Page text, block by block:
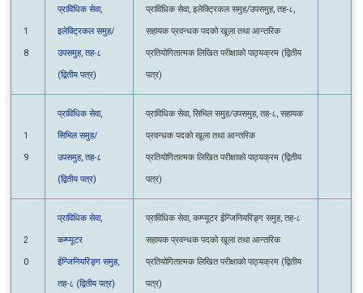
8
इलेक्ट्रिकल समुह/
उपसमुह, तह-८
(द्वितीय पत्र)
सहायक प्रवन्धक पदको खूला तथा आन्तरिक
प्रतियोगितात्मक लिखित परीक्षाको पाठ्यक्रम (द्वितीय
पत्र)
9
प्राविधिक सेवा,
सिभिल समुह/
उपसमुह, तह-८
(द्वितीय पत्र)
प्राविधिक सेवा, सिभिल समुह/उपसमुह, तह-८,
सहायक प्रवन्धक पदको खूला तथा आन्तरिक
प्रतियोगितात्मक लिखित परीक्षाको पाठ्यक्रम (द्वितीय
पत्र)
0
प्राविधिक सेवा,
कम्प्यूटर
ईन्जिनियरिङ्ग समुह,
तह-८ (द्वितीय पत्र)
प्राविधिक सेवा, कम्प्यूटर ईन्जिनियरिङ्ग समुह, तह-८
सहायक प्रवन्धक पदको खूला तथा आन्तरिक
प्रतियोगितात्मक लिखित परीक्षाको पाठ्यक्रम (द्वितीय
पत्र)